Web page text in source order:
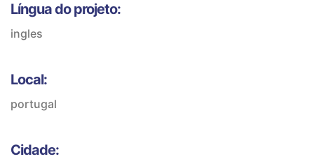
Língua do projeto:
ingles
Local:
portugal
Cidade: